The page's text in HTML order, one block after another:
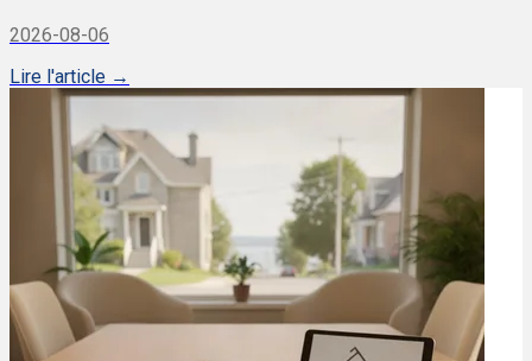
2026-08-06
Lire l'article →